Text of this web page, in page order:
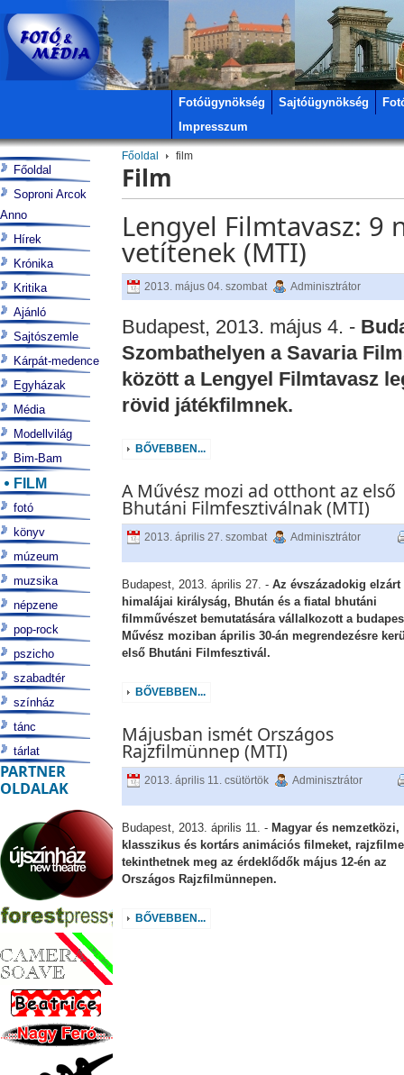
Fotóügynökség Sajtóügynökség
Impresszum
Főoldal film
Film
Lengyel Filmtavasz: 9
vetítenek (MTI)
2013. május 04. szombat Adminisztrátor
Budapest, 2013. május 4. -
Szombathelyen a Savaria
között a Lengyel Filmtavasz
rövid játékfilmnek.
BŐVEBBEN...
A Művész mozi ad otthont az első
Bhutáni Filmfesztiválnak (MTI)
2013. április 27. szombat Adminisztrátor
Budapest, 2013. április 27. - Az évszázadokig elzárt
himalájai királyság, Bhután és a fiatal bhutáni
filmművészet bemutatására vállalkozott a
Művész moziban április 30-án megrendezésre
első Bhutáni Filmfesztivál.
BŐVEBBEN...
Májusban ismét Országos
Rajzfilmünnep (MTI)
2013. április 11. csütörtök Adminisztrátor
Budapest, 2013. április 11. - Magyar és nemzetközi,
klasszikus és kortárs animációs filmeket,
tekinthetnek meg az érdeklődők május 12-én az
Országos Rajzfilmünnepen.
BŐVEBBEN...
Főoldal
Soproni Arcok
Anno
Hírek
Krónika
Kritika
Ajánló
Sajtószemle
Kárpát-medence
Egyházak
Média
Modellvilág
Bim-Bam
FILM
fotó
könyv
múzeum
muzsika
népzene
pop-rock
pszicho
szabadtér
színház
tánc
tárlat
PARTNER
OLDALAK